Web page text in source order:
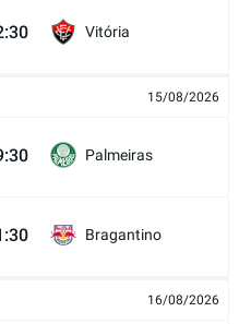
Vitória
15/08/2026
Palmeiras
Bragantino
16/08/2026